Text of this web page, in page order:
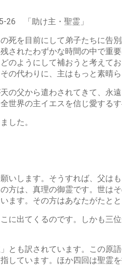
「助け主・聖霊」
死を目前にして弟子たちに告
されたわずかな時間の中で重
のようにして補おうと考えて
の代わりに、主はもっと素晴
の父から遣わされてきて、永
世界の主イエスを信じ愛する
した。
いします。そうすれば、父は
方は、真理の御霊です。世は
ます。その方はあなたがたと
に出てくるのです。しかも三
とも訳されています。この原
しています。ほか四回は聖霊